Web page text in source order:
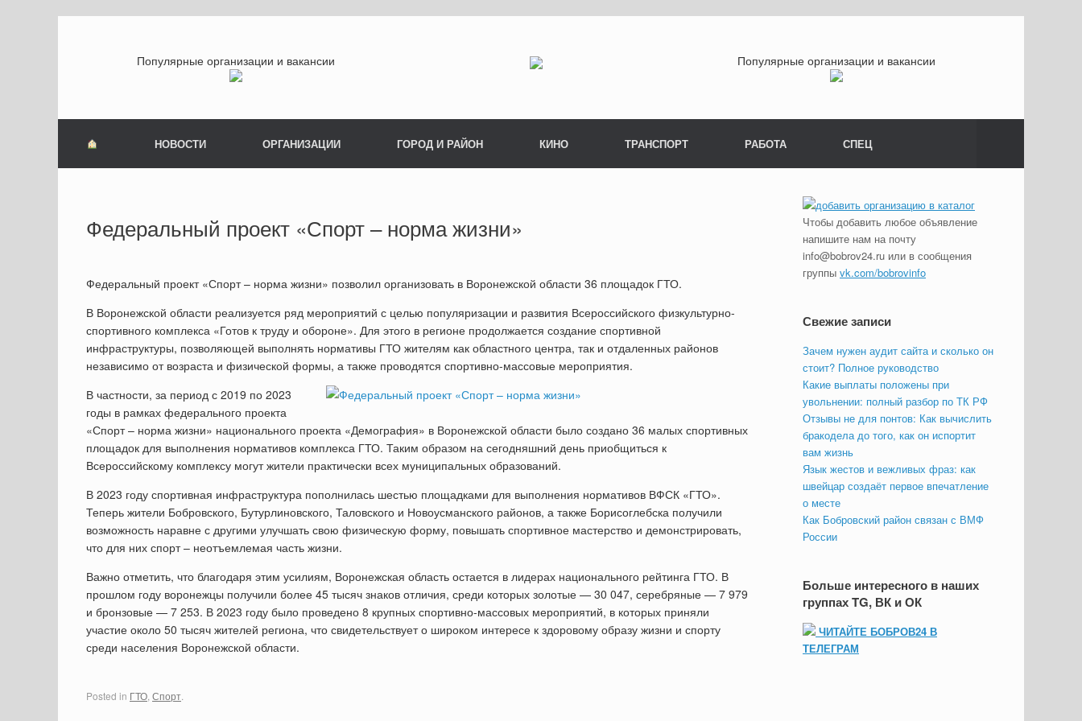
Популярные организации и вакансии Популярные организации и вакансии
НОВОСТИ ОРГАНИЗАЦИИ ГОРОД И РАЙОН КИНО ТРАНСПОРТ РАБОТА СПЕЦ
Федеральный проект «Спорт – норма жизни»
Федеральный проект «Спорт – норма жизни» позволил организовать в Воронежской области 36 площадок ГТО.
В Воронежской области реализуется ряд мероприятий с целью популяризации и развития Всероссийского физкультурно-
спортивного комплекса «Готов к труду и обороне». Для этого в регионе продолжается создание спортивной
инфраструктуры, позволяющей выполнять нормативы ГТО жителям как областного центра, так и отдаленных районов
независимо от возраста и физической формы, а также проводятся спортивно-массовые мероприятия.
В частности, за период с 2019 по 2023
годы в рамках федерального проекта
«Спорт – норма жизни» национального проекта «Демография» в Воронежской области было создано 36 малых спортивных
площадок для выполнения нормативов комплекса ГТО. Таким образом на сегодняшний день приобщиться к
Всероссийскому комплексу могут жители практически всех муниципальных образований.
В 2023 году спортивная инфраструктура пополнилась шестью площадками для выполнения нормативов ВФСК «ГТО».
Теперь жители Бобровского, Бутурлиновского, Таловского и Новоусманского районов, а также Борисоглебска получили
возможность наравне с другими улучшать свою физическую форму, повышать спортивное мастерство и демонстрировать,
что для них спорт – неотъемлемая часть жизни.
Важно отметить, что благодаря этим усилиям, Воронежская область остается в лидерах национального рейтинга ГТО. В
прошлом году воронежцы получили более 45 тысяч знаков отличия, среди которых золотые — 30 047, серебряные — 7 979
и бронзовые — 7 253. В 2023 году было проведено 8 крупных спортивно-массовых мероприятий, в которых приняли
участие около 50 тысяч жителей региона, что свидетельствует о широком интересе к здоровому образу жизни и спорту
среди населения Воронежской области.
Posted in ГТО Спорт
Чтобы добавить любое объявление
напишите нам на почту
info@bobrov24.ru или в сообщения
группы vk.com/bobrovinfo
Свежие записи
Зачем нужен аудит сайта и сколько он
стоит? Полное руководство
Какие выплаты положены при
увольнении: полный разбор по ТК РФ
Отзывы не для понтов: Как вычислить
бракодела до того, как он испортит
вам жизнь
Язык жестов и вежливых фраз: как
швейцар создаёт первое впечатление
о месте
Как Бобровский район связан с ВМФ
России
Больше интересного в наших
группах TG, ВК и ОК
ЧИТАЙТЕ БОБРОВ24 В
ТЕЛЕГРАМ